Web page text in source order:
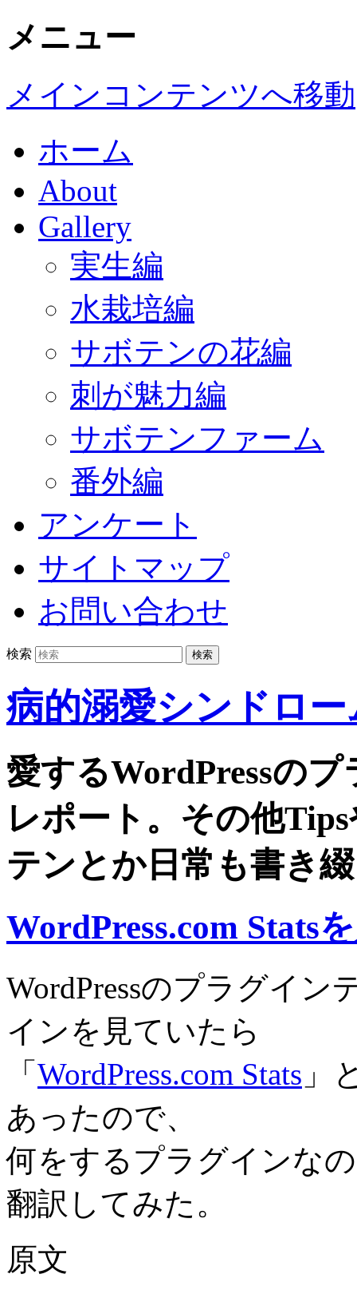
メニュー
メインコンテンツへ移動
ホーム
About
Gallery
実生編
水栽培編
サボテンの花編
刺が魅力編
サボテンファーム
番外編
アンケート
サイトマップ
お問い合わせ
検索
病的溺愛シンドロー
愛するWordPressの
レポート。その他
テンとか日常も書き
WordPress.com Stats
WordPressのプラグイ
インを見ていたら
「 WordPress.com Stats 」
あったので、
何をするプラグインな
翻訳してみた。
原文